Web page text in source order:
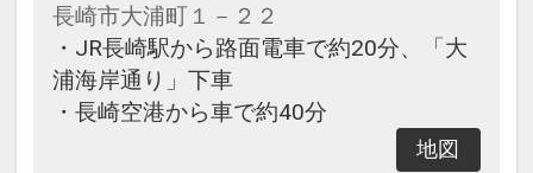
長崎市大浦町１－２２
・JR長崎駅から路面電車で約20分、「大
浦海岸通り」下車
・長崎空港から車で約40分
地図